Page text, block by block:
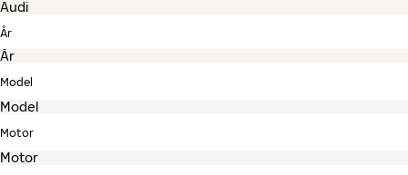
År
Model
Motor